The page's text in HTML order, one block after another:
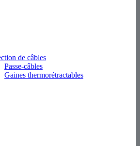
de câbles
Passe-câbles
Gaines thermorétractables